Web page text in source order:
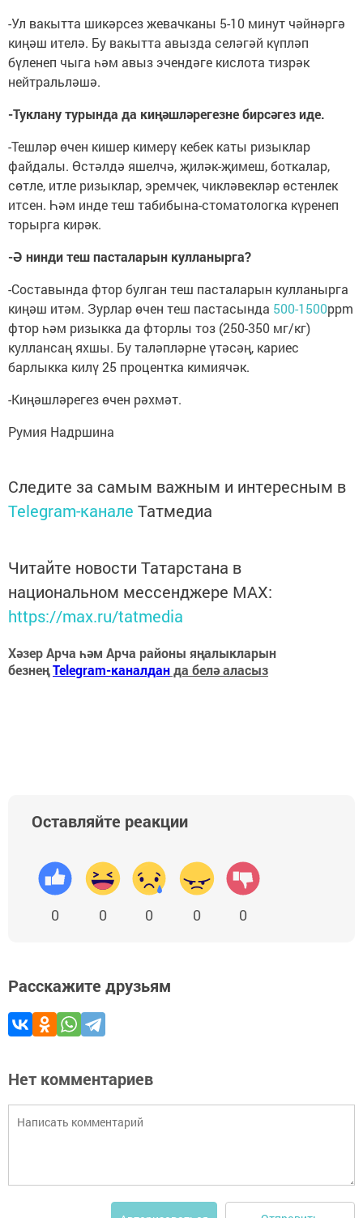
-Ул вакытта шикәрсез жевачканы 5-10 минут чәйнәргә
киңәш ителә. Бу вакытта авызда селәгәй күпләп
бүленеп чыга һәм авыз эчендәге кислота тизрәк
нейтральләшә.
-Туклану турында да киңәшләрегезне бирсәгез иде.
-Тешләр өчен кишер кимерү кебек каты ризыклар
файдалы. Өстәлдә яшелчә, җиләк-җимеш, боткалар,
сөтле, итле ризыклар, эремчек, чикләвекләр өстенлек
итсен. Һәм инде теш табибына-стоматологка күренеп
торырга кирәк.
-Ә нинди теш пасталарын кулланырга?
-Составында фтор булган теш пасталарын кулланырга
киңәш итәм. Зурлар өчен теш пастасында 500-1500ppm
фтор һәм ризыкка да фторлы тоз (250-350 мг/кг)
куллансаң яхшы. Бу таләпләрне үтәсәң, кариес
барлыкка килү 25 процентка кимиячәк.
-Киңәшләрегез өчен рәхмәт.
Румия Надршина
Следите за самым важным и интересным в
Telegram-канале Татмедиа
Читайте новости Татарстана в
национальном мессенджере MАХ:
https://max.ru/tatmedia
Хәзер Арча һәм Арча районы яңалыкларын
безнеңTelegram-каналданда белә аласыз
Оставляйте реакции
0 0 0 0 0
Расскажите друзьям
Нет комментариев